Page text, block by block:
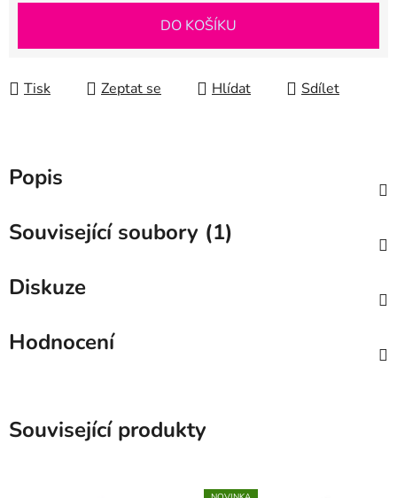
DO KOŠÍKU
Tisk Zeptat se Hlídat Sdílet
Popis
Související soubory (1)
Diskuze
Hodnocení
Související produkty